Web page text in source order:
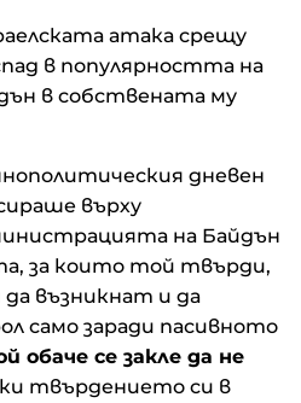
атака срещу
в популярността на
в собствената му
дневен
върху
на Байдън
за които той твърди,
възникнат и да
само заради пасивното
обаче се закле да не
твърдението си в